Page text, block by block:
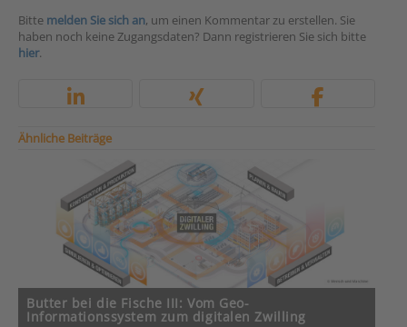
Bitte melden Sie sich an, um einen Kommentar zu erstellen. Sie
haben noch keine Zugangsdaten? Dann registrieren Sie sich bitte
hier.
Ähnliche Beiträge
Butter bei die Fische III: Vom Geo-
Informationssystem zum digitalen Zwilling